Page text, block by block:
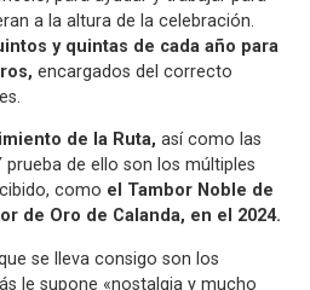
a la altura de la celebración.
y quintas de cada año para
encargados del correcto
de la Ruta, así como las
prueba de ello son los múltiples
como el Tambor Noble de
de Oro de Calanda, en el 2024.
se lleva consigo son los
le supone «nostalgia y mucho